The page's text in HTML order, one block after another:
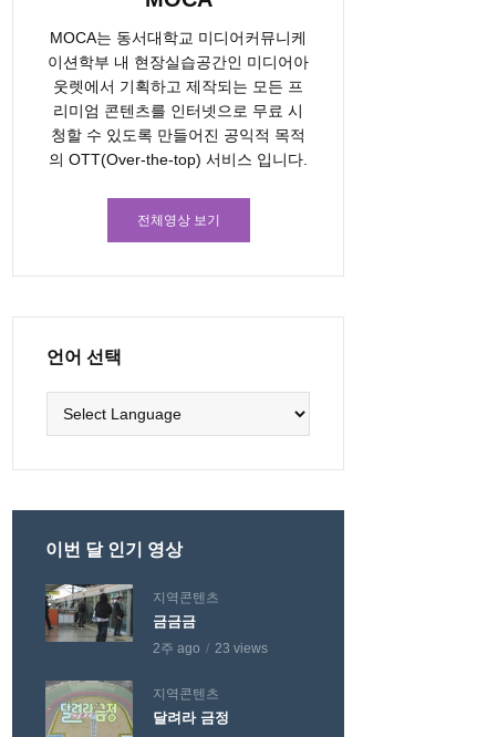
MOCA는 동서대학교 미디어커뮤니케
이션학부 내 현장실습공간인 미디어아
웃렛에서 기획하고 제작되는 모든 프
리미엄 콘텐츠를 인터넷으로 무료 시
청할 수 있도록 만들어진 공익적 목적
의 OTT(Over-the-top) 서비스 입니다.
전체영상 보기
언어 선택
이번 달 인기 영상
지역콘텐츠
금금금
2주 ago 23 views
지역콘텐츠
달려라 금정